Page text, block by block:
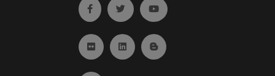
Ir a facebook (abre en ventana nueva)
Ir a twitter (abre en ventana nueva)
Ir a YouTube (abre en
Ir a Flickr (abre en ventana nueva)
Ir a Linkedin (abre en ventana nueva)
Ir al Blog (abre en ventana